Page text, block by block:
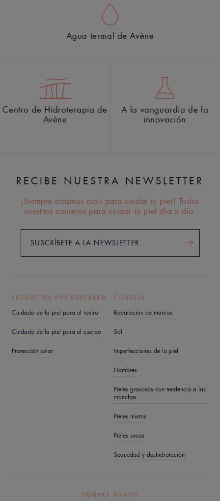
Agua termal de Avène
Centro de Hidroterapia de
Avène
A la vanguardia de la
innovación
RECIBE NUESTRA NEWSLETTER
¡Siempre estamos aquí para cuidar tu piel! Todos
nuestros consejos para cuidar tu piel día a día.
SUSCRÍBETE A LA NEWSLETTER
PRODUCTOS POR DESCUBRIR
Cuidado de la piel para el rostro
Cuidado de la piel para el cuerpo
Protección solar
CONSEJO
Reparación de marcas
Sol
Imperfecciones de la piel
Hombres
Pieles grasosas con tendencia a las
manchas
Pieles mixtas
Pieles secas
Sequedad y deshidratación
QUIÉNES SOMOS